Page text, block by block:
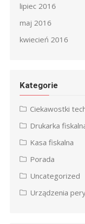
lipiec 2016
maj 2016
kwiecień 2016
Kategorie
Ciekawostki
Drukarka
Kasa fiskalna
Porada
Uncategorized
Urządzenia